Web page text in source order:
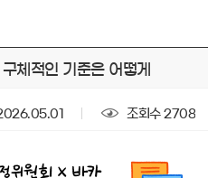
체적인 기준은 어떻게
조회수 2708